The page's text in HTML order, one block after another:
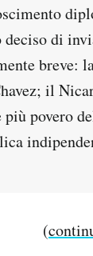
di
breve:
il
povero
(